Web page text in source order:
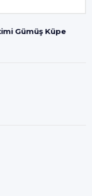
Gümüş Küpe